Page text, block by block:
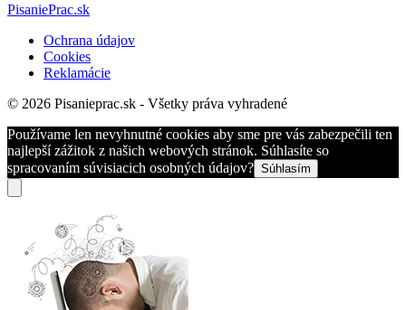
PisaniePrac.sk
Ochrana údajov
Cookies
Reklamácie
© 2026 Pisanieprac.sk - Všetky práva vyhradené
Používame len nevyhnutné cookies aby sme pre vás zabezpečili ten
najlepší zážitok z našich webových stránok. Súhlasíte so
spracovaním súvisiacich osobných údajov? Súhlasím